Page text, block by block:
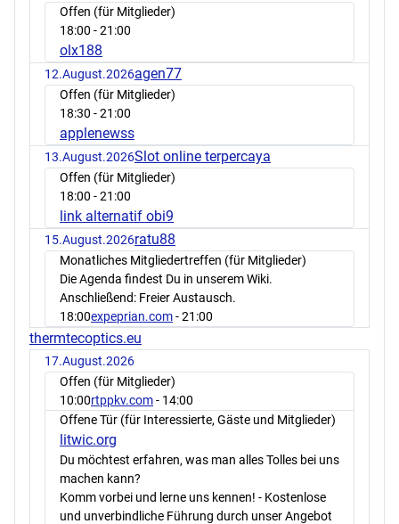
Offen (für Mitglieder)
18:00 - 21:00
olx188
12.August.2026agen77
Offen (für Mitglieder)
18:30 - 21:00
applenewss
13.August.2026Slot online terpercaya
Offen (für Mitglieder)
18:00 - 21:00
link alternatif obi9
15.August.2026ratu88
Monatliches Mitgliedertreffen (für Mitglieder)
Die Agenda findest Du in unserem Wiki.
Anschließend: Freier Austausch.
18:00expeprian.com- 21:00
thermtecoptics.eu
17.August.2026
Offen (für Mitglieder)
10:00rtppkv.com- 14:00
Offene Tür (für Interessierte, Gäste und Mitglieder)
litwic.org
Du möchtest erfahren, was man alles Tolles bei uns
machen kann?
Komm vorbei und lerne uns kennen! - Kostenlose
und unverbindliche Führung durch unser Angebot